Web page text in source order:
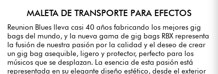
MALETA DE TRANSPORTE PARA EFECTOS
Reunion Blues lleva casi 40 años fabricando los mejores gig
bags del mundo, y la nueva gama de gig bags RBX representa
la fusión de nuestra pasión por la calidad y el deseo de crear
un gig bag asequible, ligero y protector, perfecto para los
músicos que se desplazan. La esencia de esta pasión está
representada en su elegante diseño estético, desde el exterior